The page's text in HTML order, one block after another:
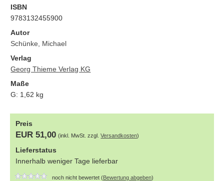
ISBN
9783132455900
Autor
Schünke, Michael
Verlag
Georg Thieme Verlag KG
Maße
G: 1,62 kg
Preis
EUR 51,00 (inkl. MwSt. zzgl.Versandkosten)
Lieferstatus
Innerhalb weniger Tage lieferbar
noch nicht bewertet (Bewertung abgeben)